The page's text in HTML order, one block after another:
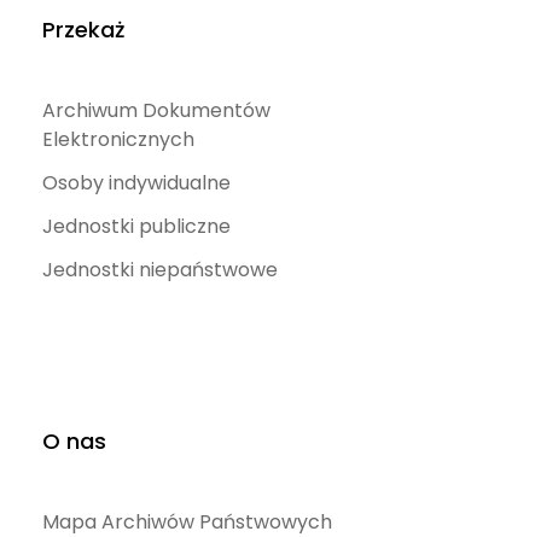
Przekaż
Archiwum Dokumentów
Elektronicznych
Osoby indywidualne
Jednostki publiczne
Jednostki niepaństwowe
O nas
Mapa Archiwów Państwowych